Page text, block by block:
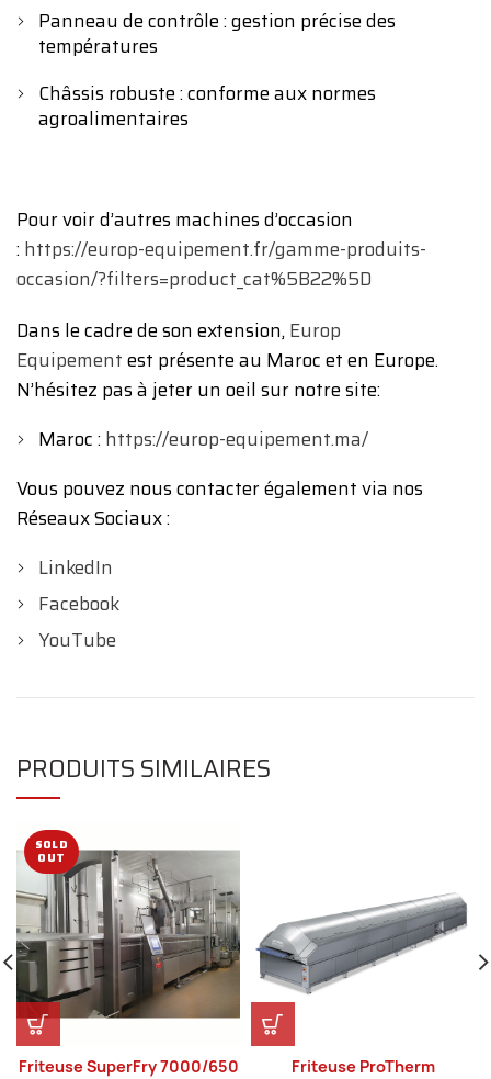
Panneau de contrôle : gestion précise des
températures
Châssis robuste : conforme aux normes
agroalimentaires
Pour voir d’autres machines d’occasion
:https://europ-equipement.fr/gamme-produits-
occasion/?filters=product_cat%5B22%5D
Dans le cadre de son extension,Europ
Equipementest présente au Maroc et en Europe.
N’hésitez pas à jeter un oeil sur notre site:
Maroc :https://europ-equipement.ma/
Vous pouvez nous contacter également via nos
Réseaux Sociaux :
LinkedIn
Facebook
YouTube
PRODUITS SIMILAIRES
SOLD
OUT
Friteuse SuperFry 7000/650 Friteuse ProTherm